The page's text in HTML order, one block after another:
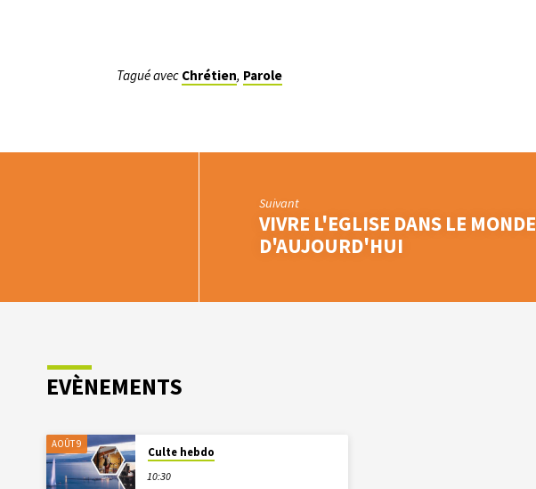
Tagué avec Chrétien, Parole
Suivant
VIVRE L'EGLISE DANS LE MONDE
D'AUJOURD'HUI
EVÈNEMENTS
AOÛT 9
Culte hebdo
10:30